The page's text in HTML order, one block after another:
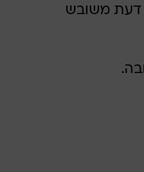
דעת משובש